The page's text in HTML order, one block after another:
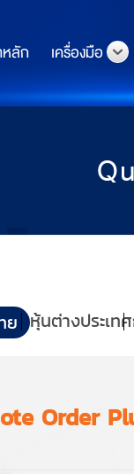
ลัก เครื่องมือ
ย หุ้นต่างประเทศ
Order